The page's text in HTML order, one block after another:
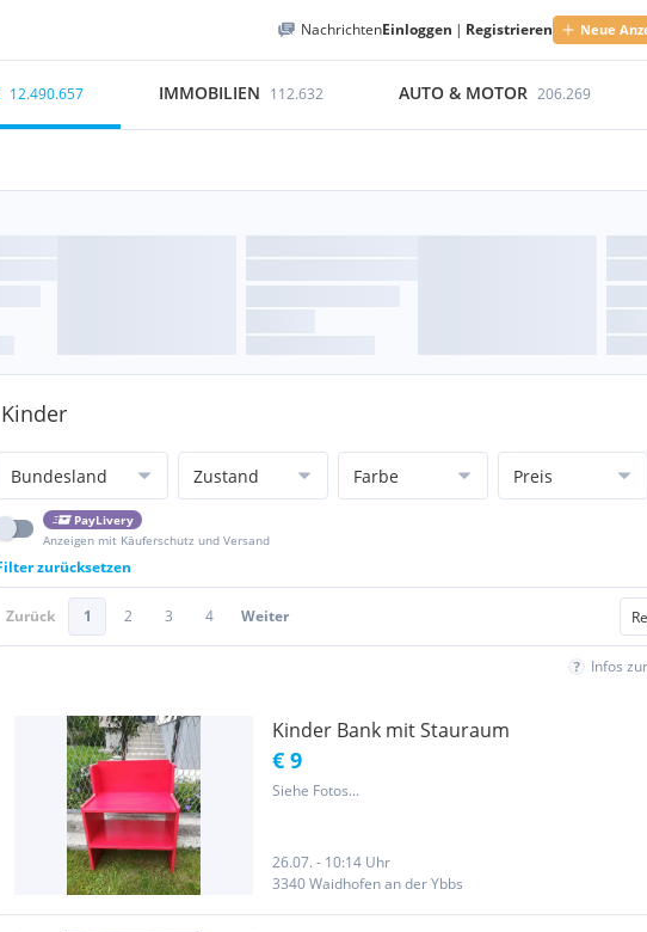
NachrichtenEinloggen | Registrieren Neue
12.490.657 IMMOBILIEN 112.632 AUTO & MOTOR 206.269
Bundesland Zustand Farbe Preis
PayLivery
Anzeigen mit Käuferschutz und Versand
zurücksetzen
Zurück 1 2 3 4 Weiter
Infos
Kinder Bank mit Stauraum
€ 9
Siehe Fotos...
26.07. - 10:14 Uhr
3340 Waidhofen an der Ybbs